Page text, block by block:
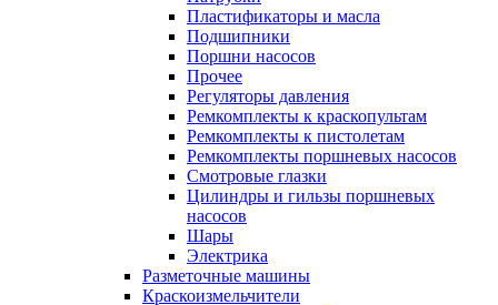
Пластификаторы и масла
Подшипники
Поршни насосов
Прочее
Регуляторы давления
Ремкомплекты к краскопультам
Ремкомплекты к пистолетам
Ремкомплекты поршневых насосов
Смотровые глазки
Цилиндры и гильзы поршневых
насосов
Шары
Электрика
Разметочные машины
Краскоизмельчители